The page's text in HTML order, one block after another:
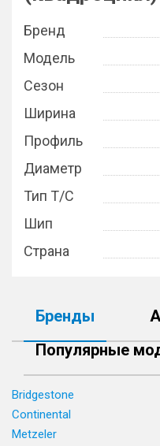
Бренд
Модель
Сезон
Ширина
Профиль
Диаметр
Тип Т/С
Шип
Страна
Бренды
Популярные
Bridgestone
Continental
Metzeler